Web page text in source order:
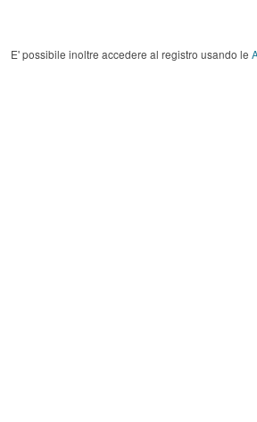
E' possibile inoltre accedere al registro usando le